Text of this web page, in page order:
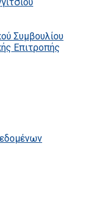
Συμβουλίου
Επιτροπής